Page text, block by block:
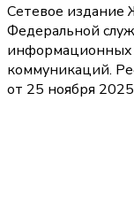
Сетевое издание
Федеральной
информационных
коммуникаций.
от 25 ноября